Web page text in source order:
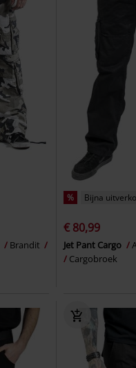
Brandit
% Bijna
€ 80,99
Jet Pant Cargo
Cargobroek